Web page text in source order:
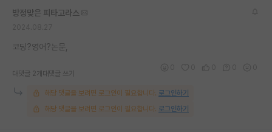
재팬라운지 🌸
방정맞은 피타고라스
코딩?영어?논문,
대댓글 2개 대댓글 쓰기
해당 댓글을 보려면 로그인이 필요합니다. 로그인하기
해당 댓글을 보려면 로그인이 필요합니다. 로그인하기